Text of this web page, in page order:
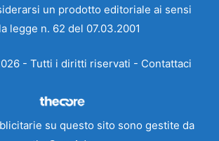
un prodotto editoriale ai sensi
legge n. 62 del 07.03.2001
- Tutti i diritti riservati - Contattaci
su questo sito sono gestite da